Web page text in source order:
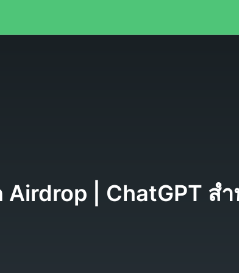
Airdrop | ChatGPT ส